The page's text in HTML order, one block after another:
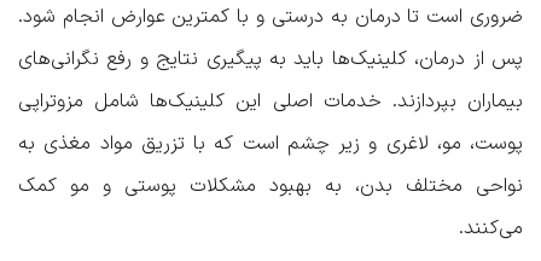
ضروری است تا درمان به درستی و با کمترین عوارض انجام شود.
پس از درمان، کلینیک‌ها باید به پیگیری نتایج و رفع نگرانی‌های
بیماران بپردازند. خدمات اصلی این کلینیک‌ها شامل مزوتراپی
پوست، مو، لاغری و زیر چشم است که با تزریق مواد مغذی به
نواحی مختلف بدن، به بهبود مشکلات پوستی و مو کمک
می‌کنند.